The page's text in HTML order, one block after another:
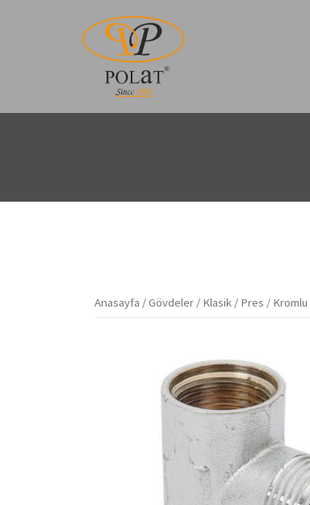
Anasayfa /Gövdeler / Klasik / Pres / Kromlu